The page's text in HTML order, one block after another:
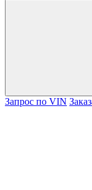
Запрос по VIN